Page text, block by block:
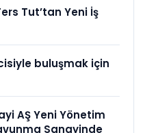
Tut’tan Yeni İş
buluşmak için
AŞ Yeni Yönetim
Sanayinde